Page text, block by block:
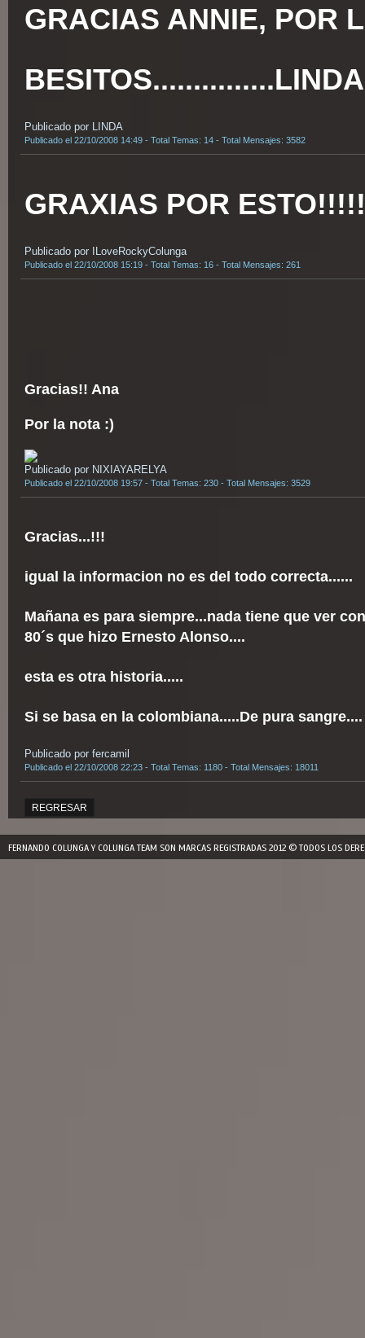
GRACIAS ANNIE, POR
BESITOS...............LINDA
Publicado por LINDA
Publicado el 22/10/2008 14:49 - Total Temas: 14 - Total Mensajes: 3582
GRAXIAS POR
Publicado por ILoveRockyColunga
Publicado el 22/10/2008 15:19 - Total Temas: 16 - Total Mensajes: 261
Gracias!! Ana
Por la nota :)
Publicado por NIXIAYARELYA
Publicado el 22/10/2008 19:57 - Total Temas: 230 - Total Mensajes: 3529
Gracias...!!!
igual la informacion no es del todo correcta......
Mañana es para siempre...nada tiene que ver
80´s que hizo Ernesto Alonso....
esta es otra historia.....
Si se basa en la colombiana.....De pura sangre....
Publicado por fercamil
Publicado el 22/10/2008 22:23 - Total Temas: 1180 - Total Mensajes: 18011
REGRESAR
FERNANDO COLUNGA Y COLUNGA TEAM SON MARCAS REGISTRADAS 2012 © TODOS LOS